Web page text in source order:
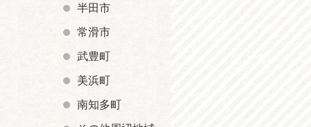
半田市
常滑市
武豊町
美浜町
南知多町